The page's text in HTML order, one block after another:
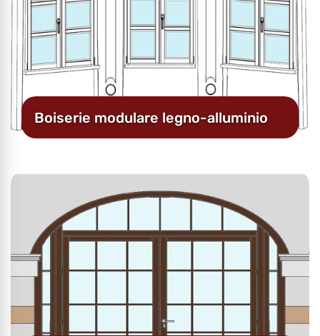
Boiserie modulare legno-alluminio